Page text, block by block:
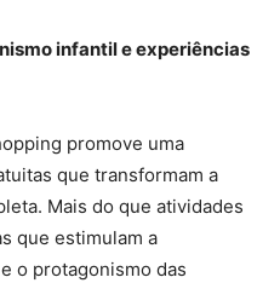
infantil e experiências
promove uma
que transformam a
Mais do que atividades
que estimulam a
o protagonismo das